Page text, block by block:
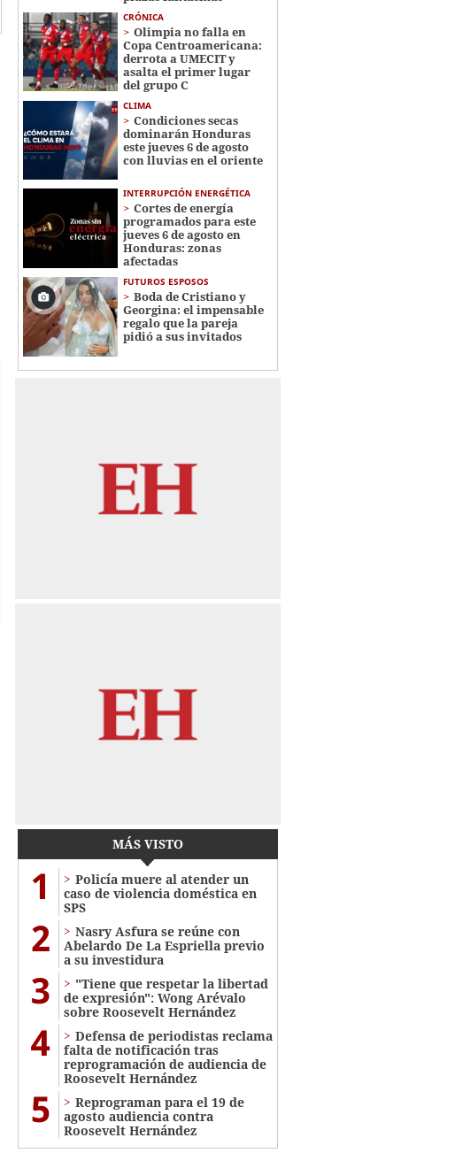
CRÓNICA
Olimpia no falla en
Copa Centroamericana:
derrota a UMECIT y
asalta el primer lugar
del grupo C
CLIMA
Condiciones secas
dominarán Honduras
este jueves 6 de agosto
con lluvias en el oriente
INTERRUPCIÓN ENERGÉTICA
Cortes de energía
programados para este
jueves 6 de agosto en
Honduras: zonas
afectadas
FUTUROS ESPOSOS
Boda de Cristiano y
Georgina: el impensable
regalo que la pareja
pidió a sus invitados
MÁS VISTO
1
Policía muere al atender un
caso de violencia doméstica en
SPS
2
Nasry Asfura se reúne con
Abelardo De La Espriella previo
a su investidura
3
"Tiene que respetar la libertad
de expresión": Wong Arévalo
sobre Roosevelt Hernández
4
Defensa de periodistas reclama
falta de notificación tras
reprogramación de audiencia de
Roosevelt Hernández
5
Reprograman para el 19 de
agosto audiencia contra
Roosevelt Hernández